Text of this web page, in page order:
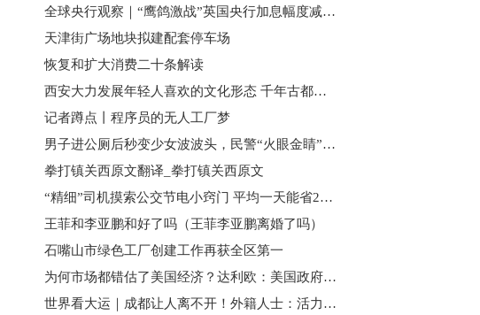
全球央行观察｜“鹰鸽激战”英国央行加息幅度减半，紧缩之路仍未走到终点
天津街广场地块拟建配套停车场
恢复和扩大消费二十条解读
西安大力发展年轻人喜欢的文化形态 千年古都解锁“青春密码”
记者蹲点丨程序员的无人工厂梦
男子进公厕后秒变少女波波头，民警“火眼金睛”抓获盗贼
拳打镇关西原文翻译_拳打镇关西原文
“精细”司机摸索公交节电小窍门 平均一天能省20度电
王菲和李亚鹏和好了吗（王菲李亚鹏离婚了吗）
石嘴山市绿色工厂创建工作再获全区第一
为何市场都错估了美国经济？达利欧：美国政府主导了一场“大规模财富转移”
世界看大运｜成都让人离不开！外籍人士：活力与安逸并存，这里是外国就业者的理想逐梦地